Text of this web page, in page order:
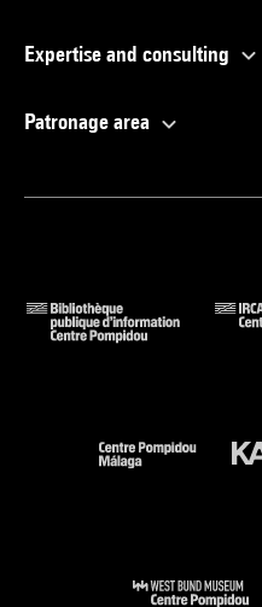
Expertise and consulting
Patronage area